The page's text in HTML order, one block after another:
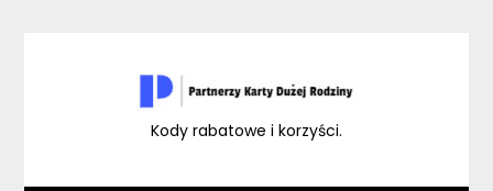
Kody rabatowe i korzyści.